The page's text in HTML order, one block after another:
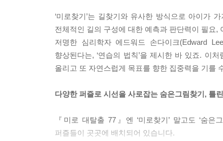
‘미로찾기’는 길찾기와 유사한 방식으로 아이가
전체적인 길의 구성에 대한 예측과 판단력이 필요
저명한 심리학자 에드워드 손다이크(Edward
향상된다는, ‘연습의 법칙’을 제시한 바 있죠. 이
올리고 또 자연스럽게 목표를 향한 집중력을 기를
다양한 퍼즐로 시선을 사로잡는 숨은그림찾기, 틀
『미로 대탈출 77』엔 ‘미로찾기’ 말고도 ‘숨은
퍼즐들이 곳곳에 배치되어 있습니다.